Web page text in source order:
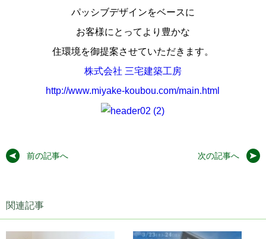
パッシブデザインをベースに
お客様にとってより豊かな
住環境を御提案させていただきます。
株式会社 三宅建築工房
http://www.miyake-koubou.com/main.html
前の記事へ 次の記事へ
関連記事